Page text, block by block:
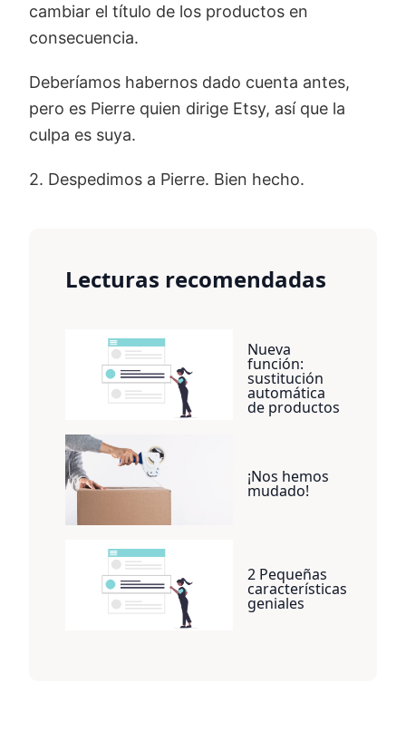
cambiar el título de los productos en
consecuencia.
Deberíamos habernos dado cuenta antes,
pero es Pierre quien dirige Etsy, así que la
culpa es suya.
2. Despedimos a Pierre. Bien hecho.
Lecturas recomendadas
Nueva
función:
sustitución
automática
de productos
¡Nos hemos
mudado!
2 Pequeñas
características
geniales